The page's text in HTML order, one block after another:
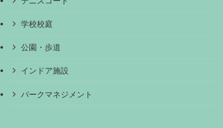
学校校庭
公園・歩道
インドア施設
パークマネジメント